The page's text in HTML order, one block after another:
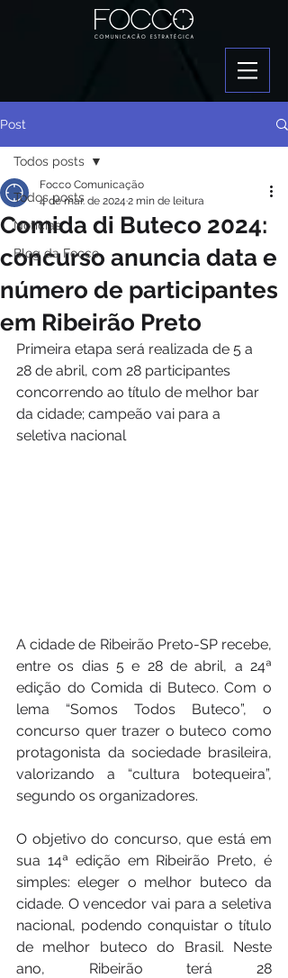
Post
Todos posts
Notícias
Blog da Focco
Todos posts
Comida di Buteco 2024:
concurso anuncia data e
número de participantes
em Ribeirão Preto
Focco Comunicação
4 de mar. de 2024 2 min de leitura
Primeira etapa será realizada de 5 a
28 de abril, com 28 participantes
concorrendo ao título de melhor bar
da cidade; campeão vai para a
seletiva nacional
A cidade de Ribeirão Preto-SP recebe,
entre os dias 5 e 28 de abril, a 24ª
edição do Comida di Buteco. Com o
lema “Somos Todos Buteco”, o
concurso quer trazer o buteco como
protagonista da sociedade brasileira,
valorizando a “cultura botequeira”,
segundo os organizadores.
O objetivo do concurso, que está em
sua 14ª edição em Ribeirão Preto, é
simples: eleger o melhor buteco da
cidade. O vencedor vai para a seletiva
nacional, podendo conquistar o título
de melhor buteco do Brasil. Neste
ano, Ribeirão terá 28